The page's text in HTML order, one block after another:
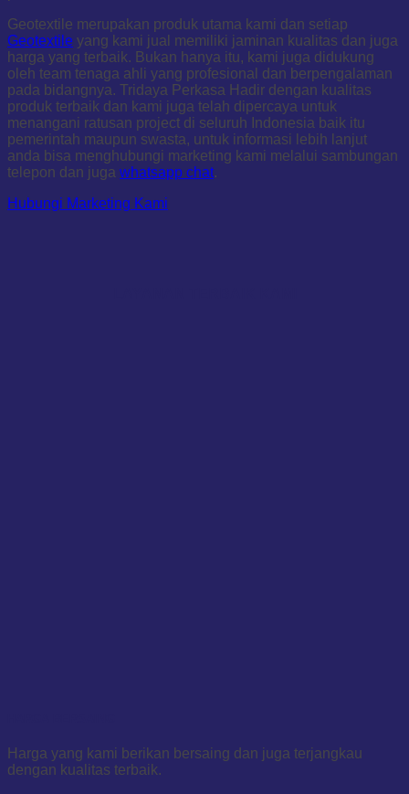
Geotextile merupakan produk utama kami dan setiap
Geotextile yang kami jual memiliki jaminan kualitas dan juga
harga yang terbaik. Bukan hanya itu, kami juga didukung
oleh team tenaga ahli yang profesional dan berpengalaman
pada bidangnya. Tridaya Perkasa Hadir dengan kualitas
produk terbaik dan kami juga telah dipercaya untuk
menangani ratusan project di seluruh Indonesia baik itu
pemerintah maupun swasta, untuk informasi lebih lanjut
anda bisa menghubungi marketing kami melalui sambungan
telepon dan juga whatsapp chat.
Hubungi Marketing Kami
Harga yang kami berikan bersaing dan juga terjangkau
dengan kualitas terbaik.